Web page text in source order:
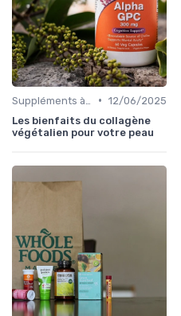
• 12/06/2025
Les bienfaits du collagène
végétalien pour votre peau